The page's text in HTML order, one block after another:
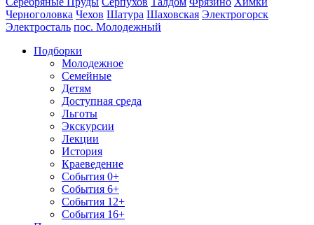
Черноголовка Чехов Шатура Шаховская Электрогорск
Электросталь пос. Молодежный
Подборки
Молодежное
Семейные
Детям
Доступная среда
Льготы
Экскурсии
Лекции
История
Краеведение
События 0+
События 6+
События 12+
События 16+